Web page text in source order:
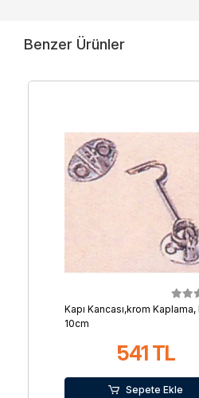
Benzer Ürünler
Kapı Kancası,krom Kaplama,
10cm
541 TL
Sepete Ekle